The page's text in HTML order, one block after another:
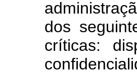
dos
críticas: